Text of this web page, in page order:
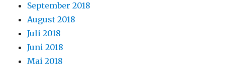
September 2018
August 2018
Juli 2018
Juni 2018
Mai 2018